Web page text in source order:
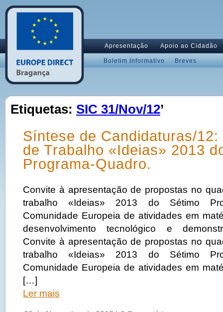
Apresentação Apoio ao Cidadão
Boletim Informativo Breves
Etiquetas: SIC 31/Nov/12’
Síntese de Candidaturas/12:
de Trabalho «Ideias» 2013
Programa-Quadro.
Convite à apresentação de propostas no
trabalho «Ideias» 2013 do Sétimo
Comunidade Europeia de atividades em
desenvolvimento tecnológico e
Convite à apresentação de propostas no
trabalho «Ideias» 2013 do Sétimo
Comunidade Europeia de atividades em
[…]
Ler mais